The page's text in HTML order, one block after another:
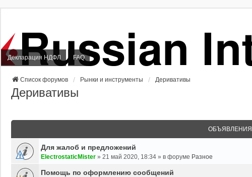
Декларация НДФЛ FAQ
Список форумов Рынки и инструменты Деривативы
Деривативы
ОБЪЯВЛЕНИЯ
Для жалоб и предложений
ElectrostaticMister » 21 май 2020, 18:34 » в форуме Разное
Помощь по оформлению сообщений